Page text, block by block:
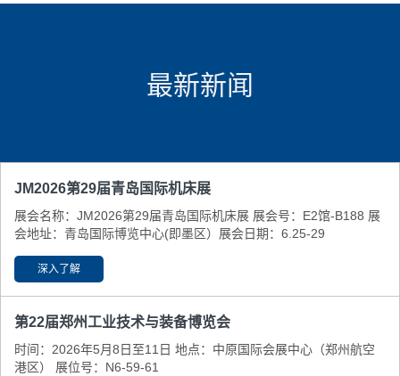
最新新闻
JM2026第29届青岛国际机床展
展会名称：JM2026第29届青岛国际机床展 展会号：E2馆-B188 展
会地址：青岛国际博览中心(即墨区） ​展会日期：6.25-29
深入了解
第22届郑州工业技术与装备博览会
时间：2026年5月8日至11日 地点：中原国际会展中心（郑州航空
港区） 展位号：N6-59-61